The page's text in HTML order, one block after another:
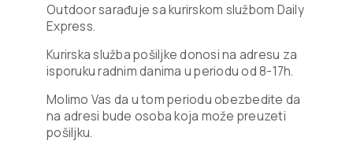
Outdoor sarađuje sa kurirskom službom Daily
Express.
Kurirska služba pošiljke donosi na adresu za
isporuku radnim danima u periodu od 8-17h.
Molimo Vas da u tom periodu obezbedite da
na adresi bude osoba koja može preuzeti
pošiljku.